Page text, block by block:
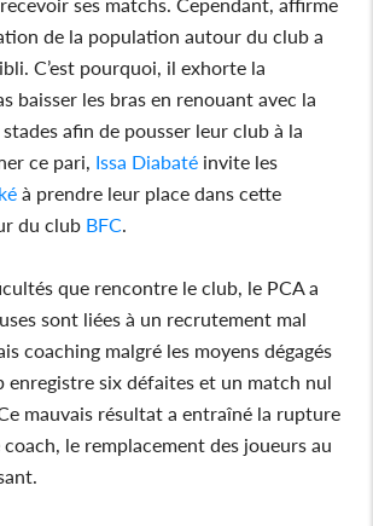
de la population autour du club a
C’est pourquoi, il exhorte la
baisser les bras en renouant avec la
afin de pousser leur club à la
ce pari, Issa Diabaté invite les
à prendre leur place dans cette
du club BFC
que rencontre le club, le PCA a
sont liées à un recrutement mal
coaching malgré les moyens dégagés
enregistre six défaites et un match nul
mauvais résultat a entraîné la rupture
le remplacement des joueurs au